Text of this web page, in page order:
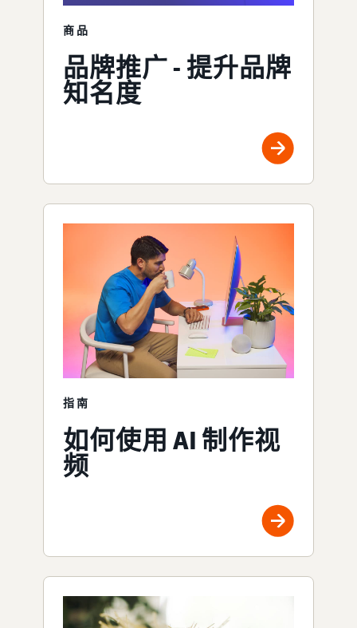
商品
品牌推广 - 提升品牌
知名度
指南
如何使用 AI 制作视
频